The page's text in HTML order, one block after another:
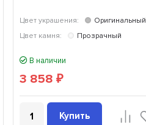
Цвет украшения:
Оригинальный
Цвет камня:
Прозрачный
В наличии
3 858₽
Купить